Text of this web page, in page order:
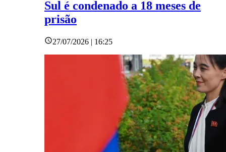
Sul é condenado a 18 meses de
prisão
27/07/2026 | 16:25